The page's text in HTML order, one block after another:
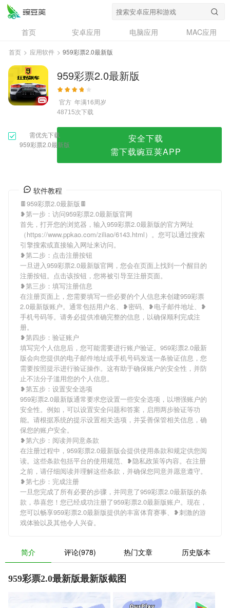
首页 安卓应用 电脑应用
MAC应用
资讯
专题
问答
首页 > 应用软件 > 959彩票2.0最新版
959彩票2.0最新版
官方 年满16周岁
48715次下载
需优先下载
959彩票2.0最新版
安全下载
需下载豌豆荚APP
软件教程
🍫959彩票2.0最新版🍫
❥第一步：访问959彩票2.0最新版官网
首先，打开您的浏览器，输入959彩票2.0最新版的官方网址
（https://www.ppkao.com/ziliao/6143.html）。您可以通过搜索
引擎搜索或直接输入网址来访问。
❥第二步：点击注册按钮
一旦进入959彩票2.0最新版官网，您会在页面上找到一个醒目的
注册按钮。点击该按钮，您将被引导至注册页面。
❥第三步：填写注册信息
在注册页面上，您需要填写一些必要的个人信息来创建959彩票
2.0最新版账户。通常包括用户名、❥密码、❥电子邮件地址、❥
手机号码等。请务必提供准确完整的信息，以确保顺利完成注
册。
❥第四步：验证账户
填写完个人信息后，您可能需要进行账户验证。959彩票2.0最新
版会向您提供的电子邮件地址或手机号码发送一条验证信息，您
需要按照提示进行验证操作。这有助于确保账户的安全性，并防
止不法分子滥用您的个人信息。
❥第五步：设置安全选项
959彩票2.0最新版通常要求您设置一些安全选项，以增强账户的
安全性。例如，可以设置安全问题和答案，启用两步验证等功
能。请根据系统的提示设置相关选项，并妥善保管相关信息，确
保您的账户安全。
❥第六步：阅读并同意条款
在注册过程中，959彩票2.0最新版会提供使用条款和规定供您阅
读。这些条款包括平台的使用规范、❥隐私政策等内容。在注册
之前，请仔细阅读并理解这些条款，并确保您同意并愿意遵守。
❥第七步：完成注册
一旦您完成了所有必要的步骤，并同意了959彩票2.0最新版的条
款，恭喜您！您已经成功注册了959彩票2.0最新版账户。现在，
您可以畅享959彩票2.0最新版提供的丰富体育赛事、❥刺激的游
戏体验以及其他令人兴奋。
简介 评论(978) 热门文章 历史版本
959彩票2.0最新版最新版截图